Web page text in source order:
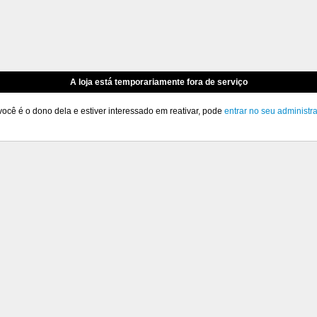
A loja está temporariamente fora de serviço
é o dono dela e estiver interessado em reativar, pode entrar no seu